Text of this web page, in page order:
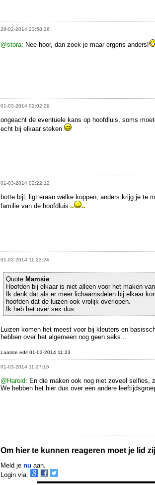
28-02-2014 23:58:26
@stora: Nee hoor, dan zoek je maar ergens anders!
01-03-2014 02:02:29
ongeacht de eventuele kans op hoofdluis, soms
echt bij elkaar steken
01-03-2014 02:22:12
botte bijl, ligt eraan welke koppen, anders krijg je te
familie van de hoofdluis
01-03-2014 11:23:24
Quote Mamsie:
Hoofden bij elkaar is niet alleen voor het maken
Ik denk dat als er meer lichaamsdelen bij elkaar
hoofden dat de luizen ook vrolijk overlopen.
Ik heb het over sex dus.
Luizen komen het meest voor bij kleuters en
hebben over het algemeen nog geen seks...
Laatste edit 01-03-2014 11:23
01-03-2014 11:27:16
@Harold: En die maken ook nog niet zoveel selfies,
We hebben het hier dus over een andere
Om hier te kunnen reageren moet je lid
Meld je nu aan.
Login via: